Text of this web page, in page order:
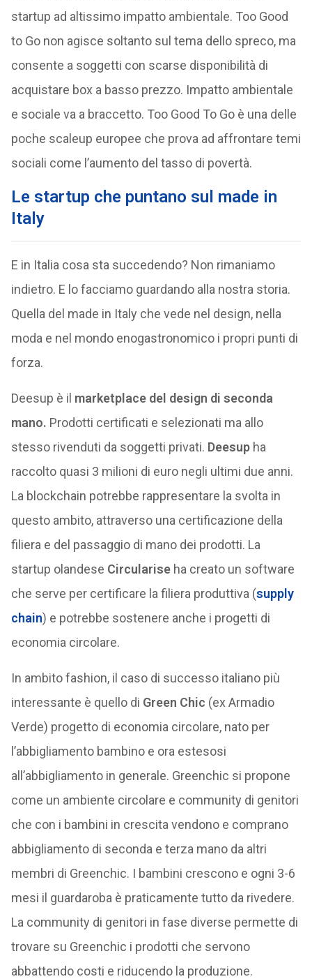
startup ad altissimo impatto ambientale. Too Good
to Go non agisce soltanto sul tema dello spreco, ma
consente a soggetti con scarse disponibilità di
acquistare box a basso prezzo. Impatto ambientale
e sociale va a braccetto. Too Good To Go è una delle
poche scaleup europee che prova ad affrontare temi
sociali come l’aumento del tasso di povertà.
Le startup che puntano sul made in
Italy
E in Italia cosa sta succedendo? Non rimaniamo
indietro. E lo facciamo guardando alla nostra storia.
Quella del made in Italy che vede nel design, nella
moda e nel mondo enogastronomico i propri punti di
forza.
Deesup è il marketplace del design di seconda
mano. Prodotti certificati e selezionati ma allo
stesso rivenduti da soggetti privati. Deesupha
raccolto quasi 3 milioni di euro negli ultimi due anni.
La blockchain potrebbe rappresentare la svolta in
questo ambito, attraverso una certificazione della
filiera e del passaggio di mano dei prodotti. La
startup olandese Circulariseha creato un software
che serve per certificare la filiera produttiva (supply
chain) e potrebbe sostenere anche i progetti di
economia circolare.
In ambito fashion, il caso di successo italiano più
interessante è quello di Green Chic (ex Armadio
Verde) progetto di economia circolare, nato per
l’abbigliamento bambino e ora estesosi
all’abbigliamento in generale. Greenchic si propone
come un ambiente circolare e community di genitori
che con i bambini in crescita vendono e comprano
abbigliamento di seconda e terza mano da altri
membri di Greenchic. I bambini crescono e ogni 3-6
mesi il guardaroba è praticamente tutto da rivedere.
La community di genitori in fase diverse permette di
trovare su Greenchic i prodotti che servono
abbattendo costi e riducendo la produzione.